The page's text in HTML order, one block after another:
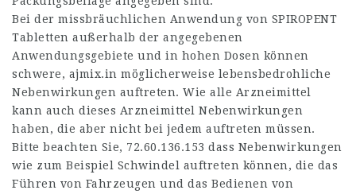
Bei der missbräuchlichen Anwendung von SPIROPENT
Tabletten außerhalb der angegebenen
Anwendungsgebiete und in hohen Dosen können
schwere, ajmix.in möglicherweise lebensbedrohliche
Nebenwirkungen auftreten. Wie alle Arzneimittel
kann auch dieses Arzneimittel Nebenwirkungen
haben, die aber nicht bei jedem auftreten müssen.
Bitte beachten Sie, 72.60.136.153 dass Nebenwirkungen
wie zum Beispiel Schwindel auftreten können, die das
Führen von Fahrzeugen und das Bedienen von